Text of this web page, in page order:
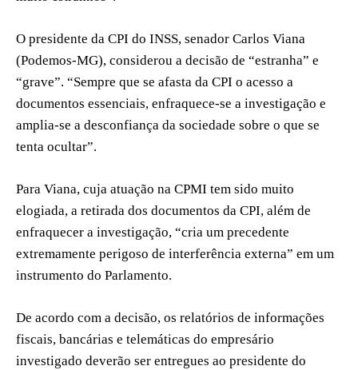
O presidente da CPI do INSS, senador Carlos Viana
(Podemos-MG), considerou a decisão de “estranha” e
“grave”. “Sempre que se afasta da CPI o acesso a
documentos essenciais, enfraquece-se a investigação e
amplia-se a desconfiança da sociedade sobre o que se
tenta ocultar”.
Para Viana, cuja atuação na CPMI tem sido muito
elogiada, a retirada dos documentos da CPI, além de
enfraquecer a investigação, “cria um precedente
extremamente perigoso de interferência externa” em um
instrumento do Parlamento.
De acordo com a decisão, os relatórios de informações
fiscais, bancárias e telemáticas do empresário
investigado deverão ser entregues ao presidente do